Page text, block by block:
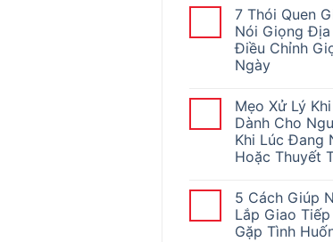
7 Thói Quen
Nói Giọng Địa
Điều Chỉnh
Ngày
Mẹo Xử Lý
Dành Cho
Khi Lúc Đang
Hoặc Thuyết
5 Cách Giúp
Lắp Giao Tiếp
Gặp Tình